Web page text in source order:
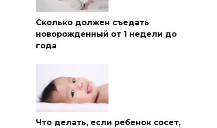
Сколько должен съедать
новорожденный от 1 недели до
года
Что делать, если ребенок сосет,